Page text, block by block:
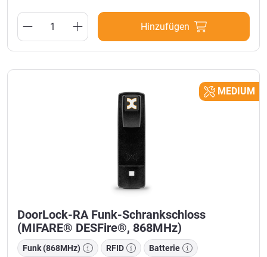
Hinzufügen
MEDIUM
DoorLock-RA Funk-Schrankschloss
(MIFARE® DESFire®, 868MHz)
Funk (868MHz) RFID Batterie